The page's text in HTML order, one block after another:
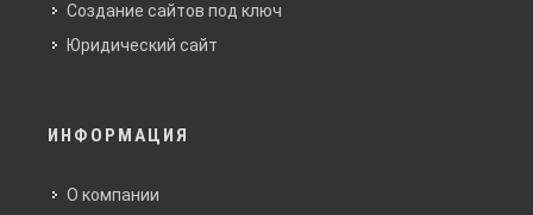
Создание сайтов под ключ
Юридический сайт
ИНФОРМАЦИЯ
О компании